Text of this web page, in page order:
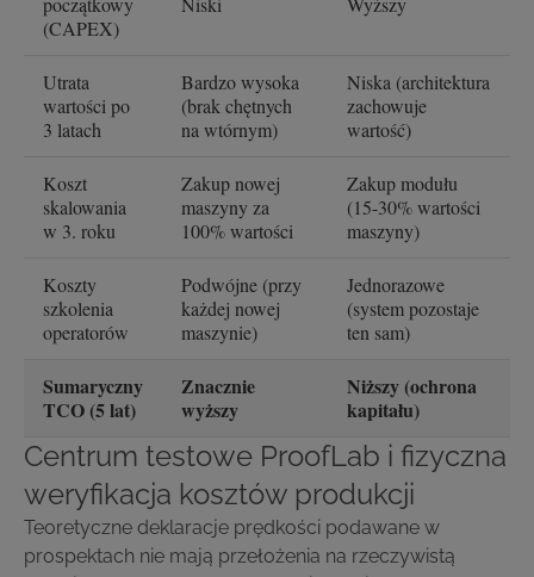
(CAPEX)
Utrata
wartości po
3 latach
Bardzo wysoka
(brak chętnych
na wtórnym)
Niska (architektura
zachowuje
wartość)
Koszt
skalowania
w 3. roku
Zakup nowej
maszyny za
100% wartości
Zakup modułu
(15-30% wartości
maszyny)
Koszty
szkolenia
operatorów
Podwójne (przy
każdej nowej
maszynie)
Jednorazowe
(system pozostaje
ten sam)
Sumaryczny
TCO (5 lat)
Znacznie
wyższy
Niższy (ochrona
kapitału)
Centrum testowe ProofLab i fizyczna
weryfikacja kosztów produkcji
Teoretyczne deklaracje prędkości podawane w
prospektach nie mają przełożenia na rzeczywistą